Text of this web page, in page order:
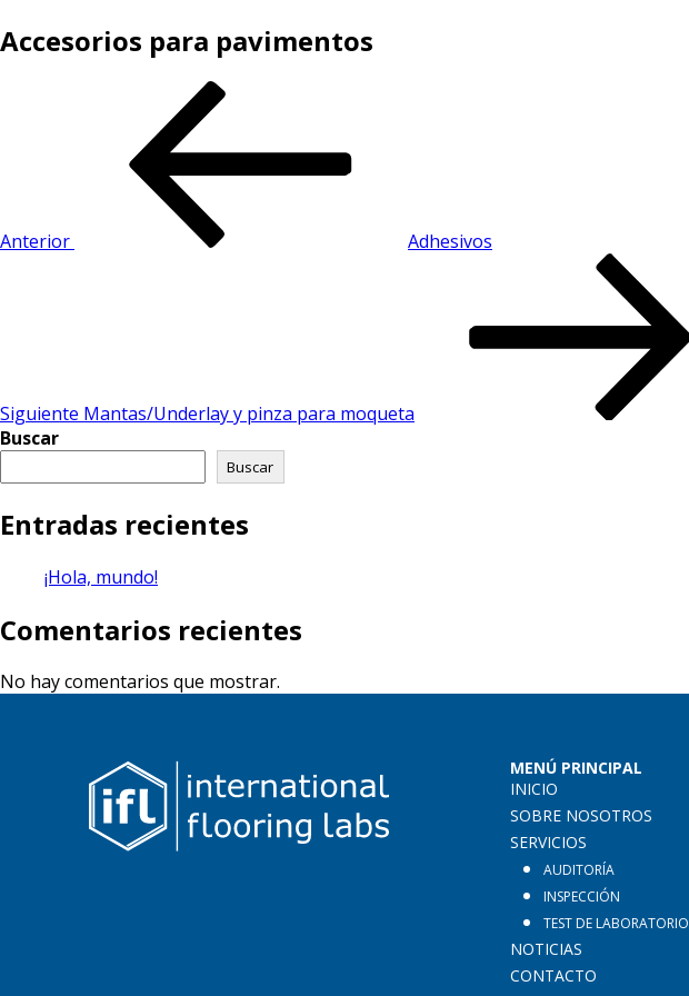
Accesorios para pavimentos
Anterior Adhesivos
Siguiente Mantas/Underlay y pinza para moqueta
Buscar
Buscar
Entradas recientes
¡Hola, mundo!
Comentarios recientes
No hay comentarios que mostrar.
MENÚ PRINCIPAL
INICIO
SOBRE NOSOTROS
SERVICIOS
AUDITORÍA
INSPECCIÓN
TEST DE LABORATORIO
NOTICIAS
CONTACTO